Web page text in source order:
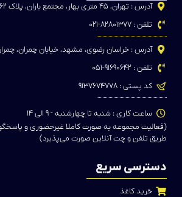
آدرس : تهران، ۴۵ متری بهار، مجتمع باران، پلاک ۶۲
تلفن : ۸۲۸۰۱۳۷۷-۰۲۱
آدرس : خراسان رضوی، مشهد، خیابان چمران،
تلفن : ۹۱۶۹۰۶۴۲-۰۵۱
کد پستی : ۹۱۳۷۶۷۴۷۷۸
ساعت کاری : شنبه تا چهارشنبه - ۹ الی ۱۴
(فعالیت مجموعه به صورت کاملا غیرحضوری و
طریق تلفن و چت آنلاین صورت می‌پذیرد)
دسترسی سریع
خرید کاغذ